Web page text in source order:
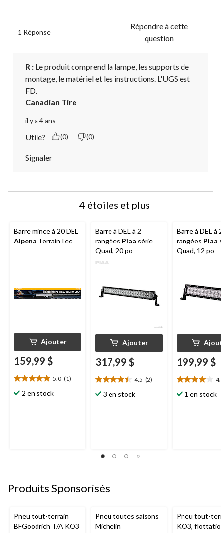
1 Réponse
Répondre à cette
question
R : Le produit comprend la lampe, les supports de
montage, le matériel et les instructions. L'UGS est
FD.
Canadian Tire
il y a 4 ans
Utile? (0) (0)
Signaler
4 étoiles et plus
Barre mince à 20 DEL
Alpena TerrainTec
Ajouter
159,99 $
5.0 (1)
5.0
étoile(s)
2 en stock
Barre à DEL à 2
rangées Piaa série
Quad, 20 po
Ajouter
317,99 $
4.5 (2)
4.5
étoile(s)
3 en stock
Barre à DEL à
rangées Piaa
Quad, 12 po
199,99 $
4.0
étoile(s)
1 en stock
Produits Sponsorisés
Pneu tout-terrain
BFGoodrich T/A KO3
Pneu toutes saisons
Michelin
Pneu tout-
KO3,